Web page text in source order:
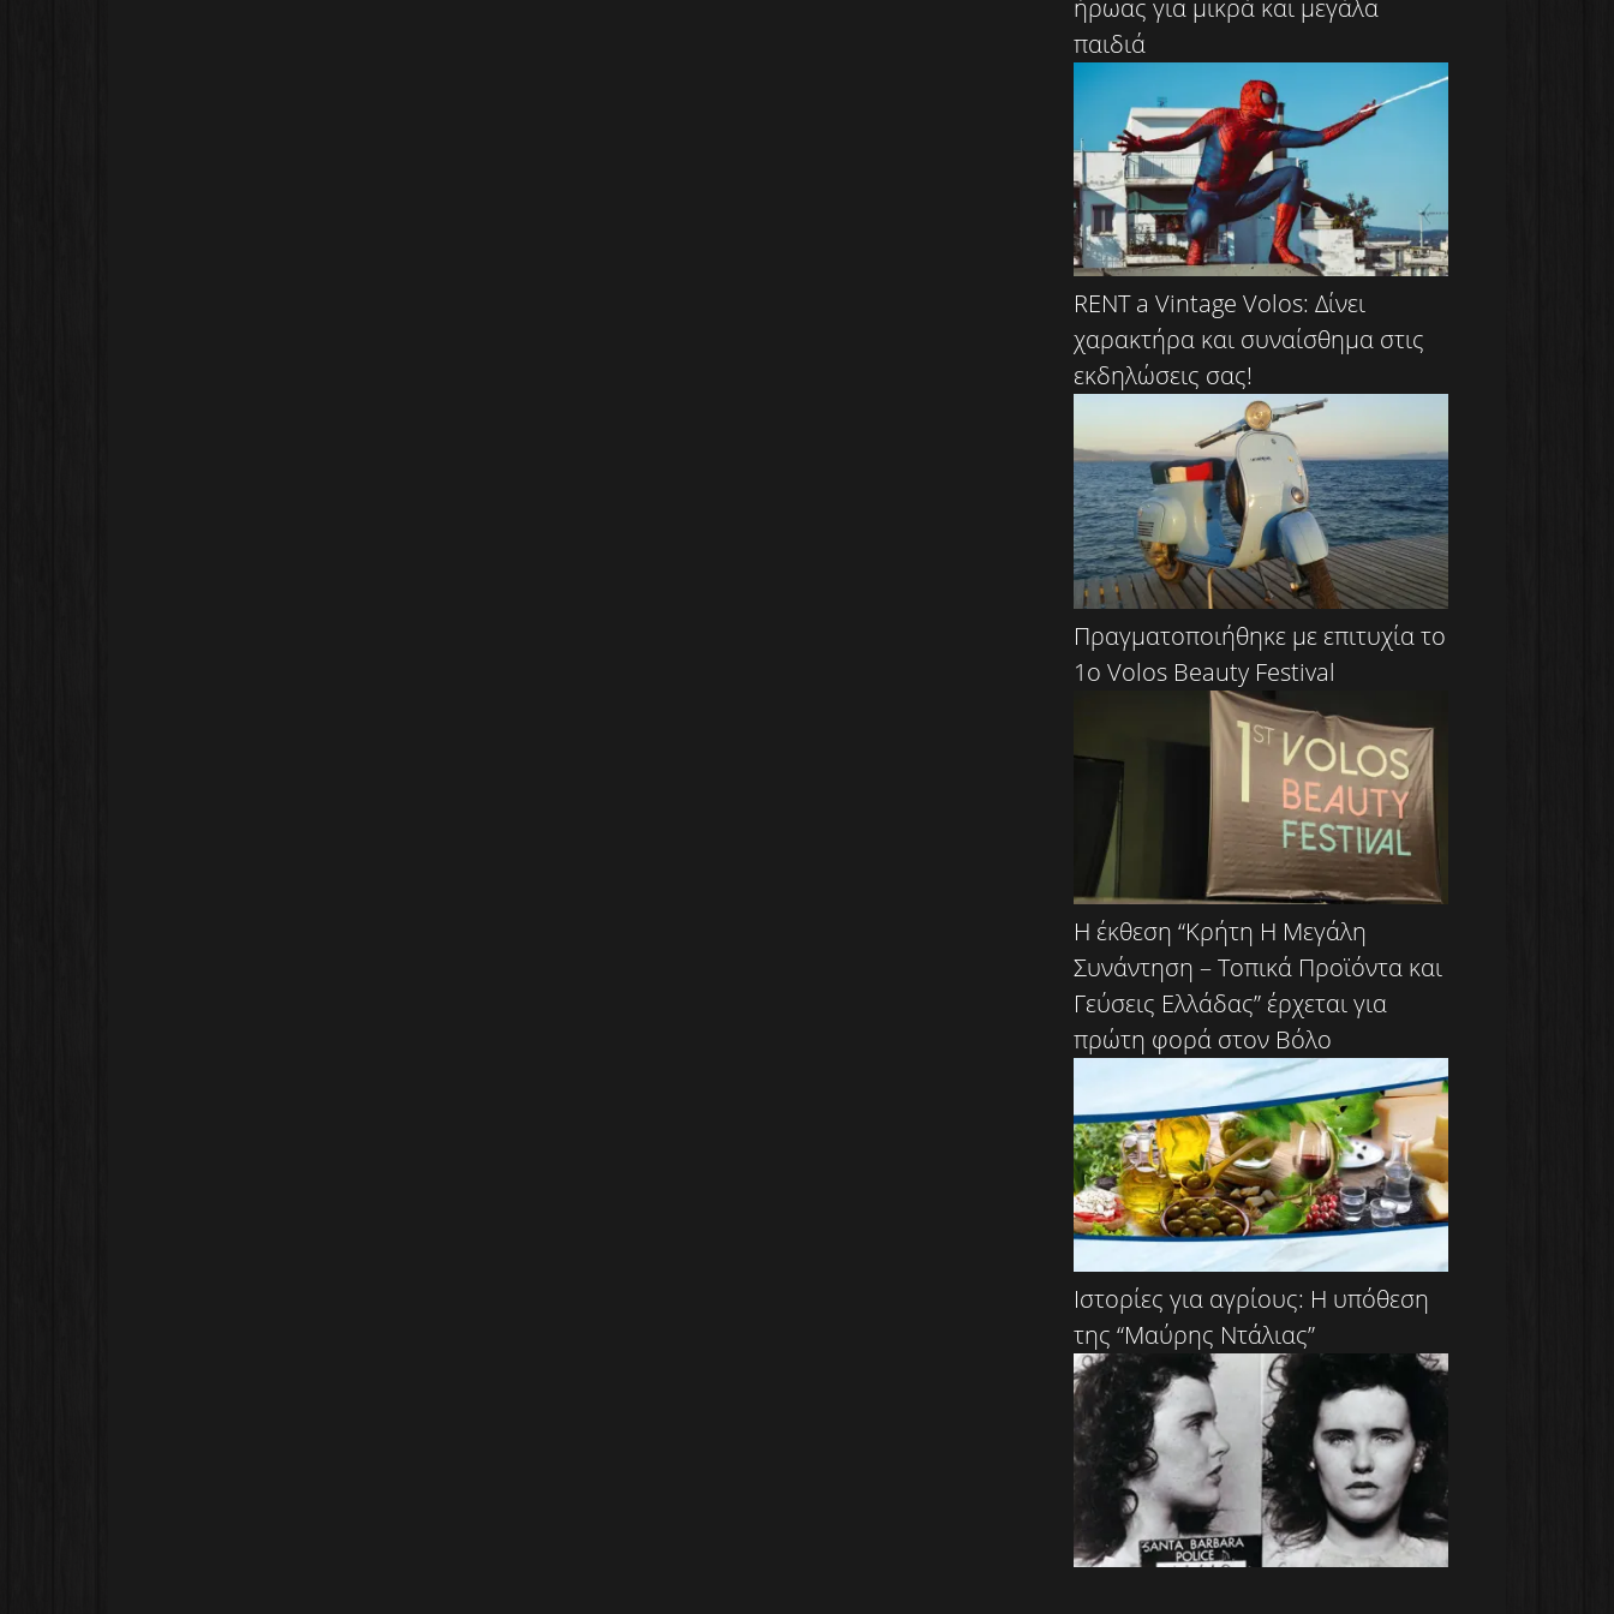
ήρωας για μικρά και μεγάλα
παιδιά
RENT a Vintage Volos: Δίνει
χαρακτήρα και συναίσθημα στις
εκδηλώσεις σας!
Πραγματοποιήθηκε με επιτυχία το
1ο Volos Beauty Festival
Η έκθεση “Κρήτη Η Μεγάλη
Συνάντηση – Τοπικά Προϊόντα και
Γεύσεις Ελλάδας” έρχεται για
πρώτη φορά στον Βόλο
Ιστορίες για αγρίους: Η υπόθεση
της “Μαύρης Ντάλιας”